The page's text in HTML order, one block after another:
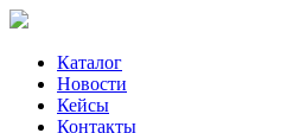
Каталог
Новости
Кейсы
Контакты